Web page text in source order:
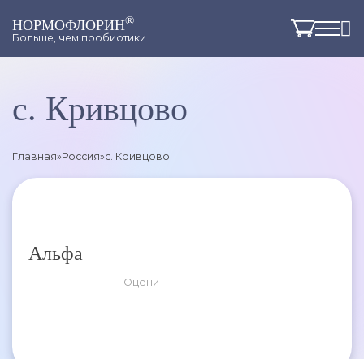
НОРМОФЛОРИН®
Больше, чем пробиотики
с. Кривцово
Главная»Россия»с. Кривцово
Альфа
Оцени